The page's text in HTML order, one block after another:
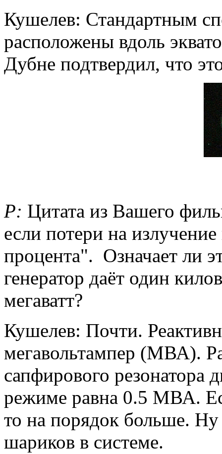
Кушелев: Стандартным
расположены вдоль
Дубне подтвердил, что
P: Цитата из Вашего
если потери на
процента". Означает ли
генератор даёт один
мегаватт?
Кушелев: Почти.
мегавольтампер (МВА).
сапфирового
режиме равна 0.5 МВА.
то на порядок больше.
шариков в системе.